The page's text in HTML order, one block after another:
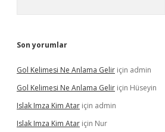
Son yorumlar
Gol Kelimesi Ne Anlama Gelir için admin
Gol Kelimesi Ne Anlama Gelir için Hüseyin
Islak Imza Kim Atar için admin
Islak Imza Kim Atar için Nur